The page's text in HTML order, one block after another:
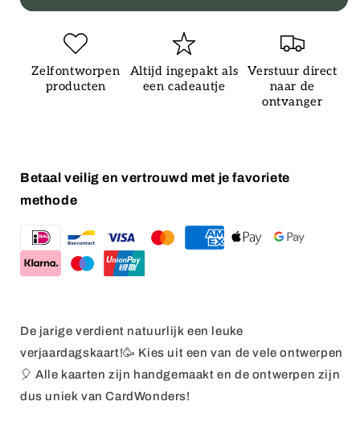
Zelfontworpen
producten
Altijd ingepakt als
een cadeautje
Verstuur direct
naar de
ontvanger
Betaal veilig en vertrouwd met je favoriete
methode
De jarige verdient natuurlijk een leuke
verjaardagskaart!🥳 Kies uit een van de vele ontwerpen
🎈 Alle kaarten zijn handgemaakt en de ontwerpen zijn
dus uniek van CardWonders!